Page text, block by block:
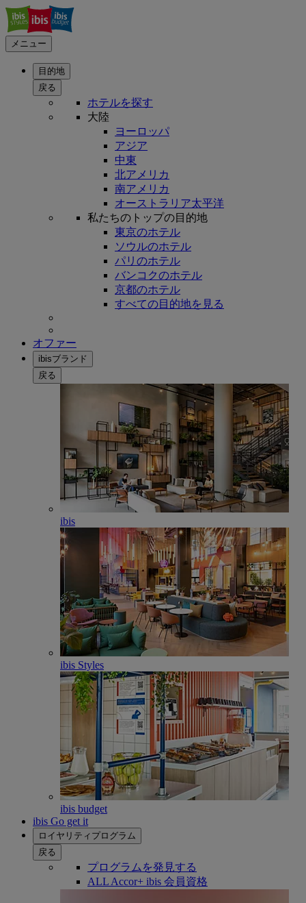
メニュー
目的地
戻る
ホテルを探す
大陸
ヨーロッパ
アジア
中東
北アメリカ
南アメリカ
オーストラリア太平洋
私たちのトップの目的地
東京のホテル
ソウルのホテル
パリのホテル
バンコクのホテル
京都のホテル
すべての目的地を見る
オファー
ibisブランド
戻る
ibis
ibis Styles
ibis budget
ibis Go get it
ロイヤリティプログラム
戻る
プログラムを発見する
ALL Accor+ ibis 会員資格